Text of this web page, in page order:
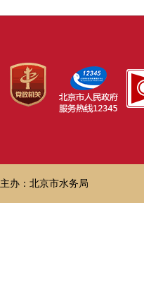
主办：北京市水务局